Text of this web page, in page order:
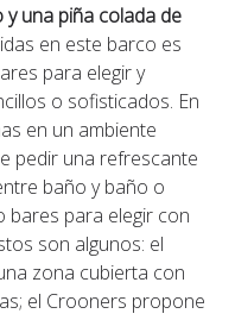
una piña colada de
en este barco es
para elegir y
o sofisticados. En
en un ambiente
pedir una refrescante
baño y baño o
bares para elegir con
son algunos: el
zona cubierta con
el Crooners propone